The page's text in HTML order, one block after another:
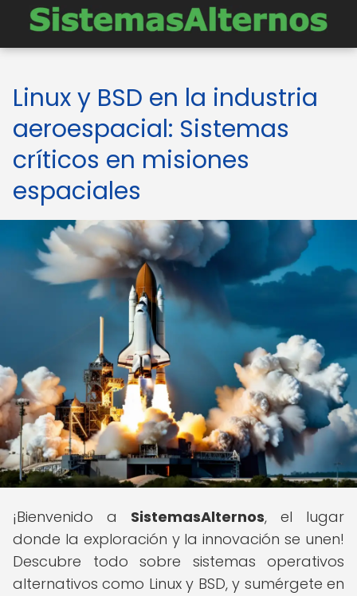
Linux y BSD en la industria
aeroespacial: Sistemas
críticos en misiones
espaciales
¡Bienvenido a SistemasAlternos, el lugar
donde la exploración y la innovación se unen!
Descubre todo sobre sistemas operativos
alternativos como Linux y BSD, y sumérgete en